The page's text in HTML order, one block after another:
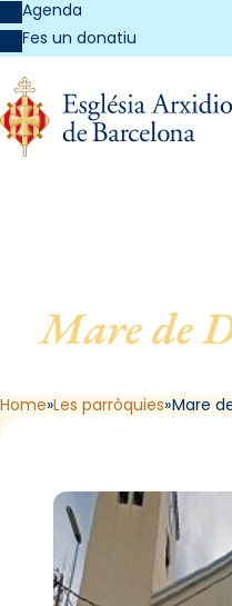
Agenda
Fes un donatiu
Mare de
Home Les parròquies Mare